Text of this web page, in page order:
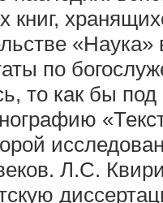
книг,
«Наука»
по
то как бы
Л.С.